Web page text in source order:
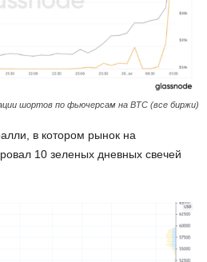
шортов по фьючерсам на BTC (все биржи)
в котором рынок на
10 зеленых дневных свечей